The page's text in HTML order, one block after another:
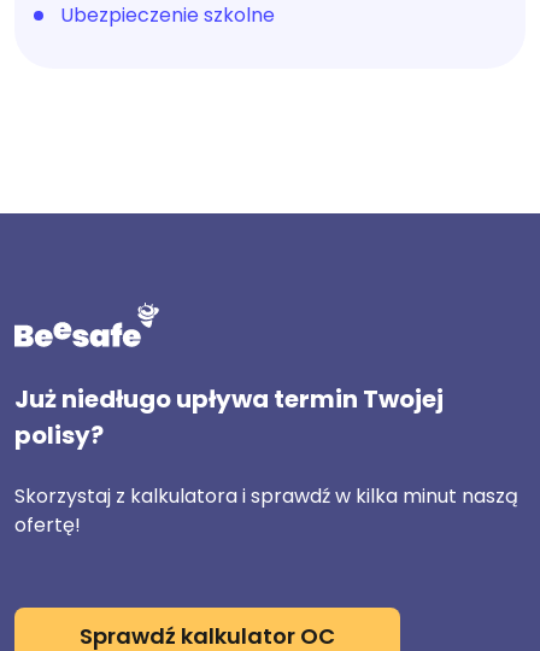
Ubezpieczenie szkolne
Już niedługo upływa termin Twojej
polisy?
Skorzystaj z kalkulatora i sprawdź w kilka minut naszą
ofertę!
Sprawdź kalkulator OC